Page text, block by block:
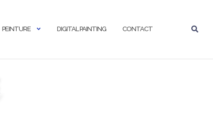
PEINTURE DIGITAL PAINTING CONTACT